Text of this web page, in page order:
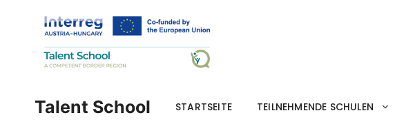
Talent School STARTSEITE TEILNEHMENDE SCHULEN